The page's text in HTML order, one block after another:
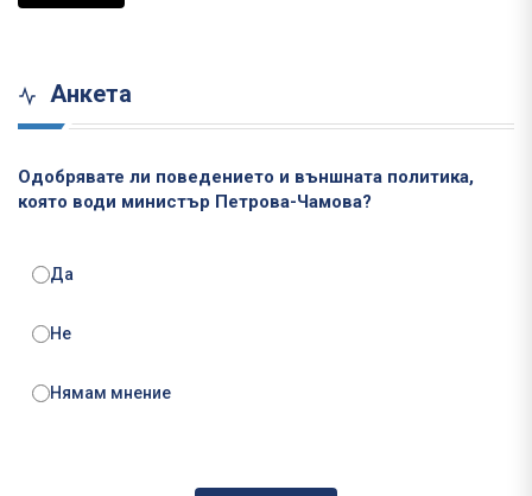
Анкета
Одобрявате ли поведението и външната политика,
която води министър Петрова-Чамова?
Да
Не
Нямам мнение